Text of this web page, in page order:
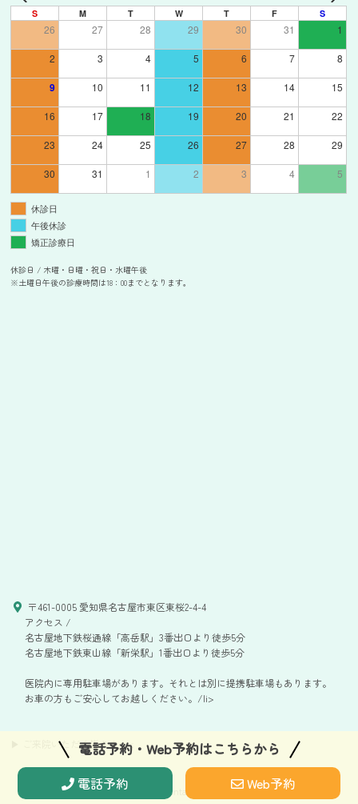
S M T W T F S
26 27 28 29 30 31 1
2 3 4 5 6 7 8
9 10 11 12 13 14 15
16 17 18 19 20 21 22
23 24 25 26 27 28 29
30 31 1 2 3 4 5
休診日
午後休診
矯正診療日
休診日 / 木曜・日曜・祝日・水曜午後
※土曜日午後の診療時間は18：00までとなります。
〒461-0005 愛知県名古屋市東区東桜2-4-4
アクセス /
名古屋地下鉄桜通線「高岳駅」3番出口より徒歩5分
名古屋地下鉄東山線「新栄駅」1番出口より徒歩5分
医院内に専用駐車場があります。それとは別に提携駐車場もあります。
お車の方もご安心してお越しください。/li>
▶ ご来院いただく皆さまへ<
電話予約・Web予約はこちらから
電話予約 Web予約
Copyright © SHAMOTO Dental Clinic All rights reserved.